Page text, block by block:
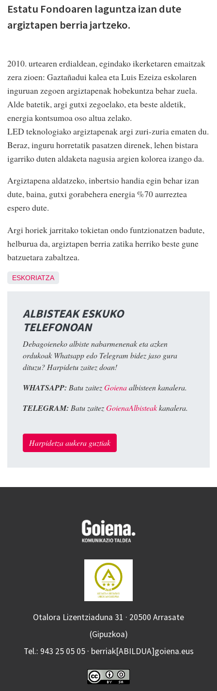
Estatu Fondoaren laguntza izan dute
argiztapen berria jartzeko.
2010. urtearen erdialdean, egindako ikerketaren emaitzak
zera zioen: Gaztañadui kalea eta Luis Ezeiza eskolaren
inguruan zegoen argiztapenak hobekuntza behar zuela.
Alde batetik, argi gutxi zegoelako, eta beste aldetik,
energia kontsumoa oso altua zelako.
LED teknologiako argiztapenak argi zuri-zuria ematen du.
Beraz, inguru horretatik pasatzen direnek, lehen bistara
igarriko duten aldaketa nagusia argien kolorea izango da.
Argiztapena aldatzeko, inbertsio handia egin behar izan
dute, baina, gutxi gorabehera energia %70 aurreztea
espero dute.
Argi horiek jarritako tokietan ondo funtzionatzen badute,
helburua da, argiztapen berria zatika herriko beste gune
batzuetara zabaltzea.
ESKORIATZA
ALBISTEAK ESKUKO
TELEFONOAN
Debagoieneko albiste nabarmenenak eta azken
ordukoak Whatsapp edo Telegram bidez jaso gura
dituzu? Harpidetu zaitez doan!
WHATSAPP: Batu zaitezGoienaalbisteen kanalera.
TELEGRAM: Batu zaitezGoienaAlbisteakkanalera.
Harpidetza aukera guztiak
Otalora Lizentziaduna 31 · 20500 Arrasate
(Gipuzkoa)
Tel.: 943 25 05 05 · berriak[ABILDUA]goiena.eus